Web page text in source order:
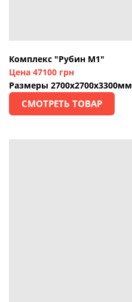
Комплекс "Рубин М1"
Цена 47100 грн
Размеры 2700х2700х3300мм
СМОТРЕТЬ ТОВАР